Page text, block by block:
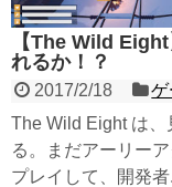
【The Wild
れるか！？
2017/2/18
ゲ
The Wild Eight は
る。まだアーリー
プレイして、開発者